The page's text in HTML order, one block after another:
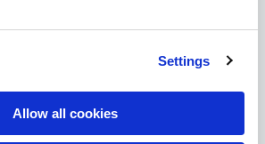
Settings
Allow all cookies
nei risultati di ricerca. Il file.
directory del server Apache.